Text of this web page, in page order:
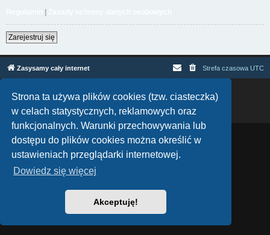
Strona ta używa plików cookies (tzw. ciasteczka)
w celach statystycznych, reklamowych oraz
funkcjonalnych. Warunki przechowywania lub
dostępu do plików cookies można określić w
ustawieniach przeglądarki internetowej.
Dowiedz się więcej
Akceptuję!
|
Zarejestruj się
Zasysamy cały internet Strefa czasowa UTC
Polski pakiet językowy dostarcza phpBB.pl
Zasady ochrony danych osobowych|Regulamin